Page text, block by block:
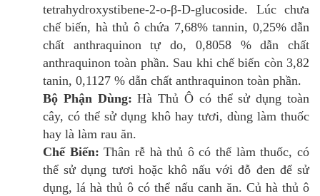
tetrahydroxystibene-2-o-β-D-glucoside. Lúc chưa
chế biến, hà thủ ô chứa 7,68% tannin, 0,25% dẫn
chất anthraquinon tự do, 0,8058 % dẫn chất
anthraquinon toàn phần. Sau khi chế biến còn 3,82
tanin, 0,1127 % dẫn chất anthraquinon toàn phần.
Bộ Phận Dùng:Hà Thủ Ô có thể sử dụng toàn
cây, có thể sử dụng khô hay tươi, dùng làm thuốc
hay là làm rau ăn.
Chế Biến: Thân rễ hà thủ ô có thể làm thuốc, có
thể sử dụng tươi hoặc khô nấu với đỗ đen để sử
dụng, lá hà thủ ô có thể nấu canh ăn. Củ hà thủ ô